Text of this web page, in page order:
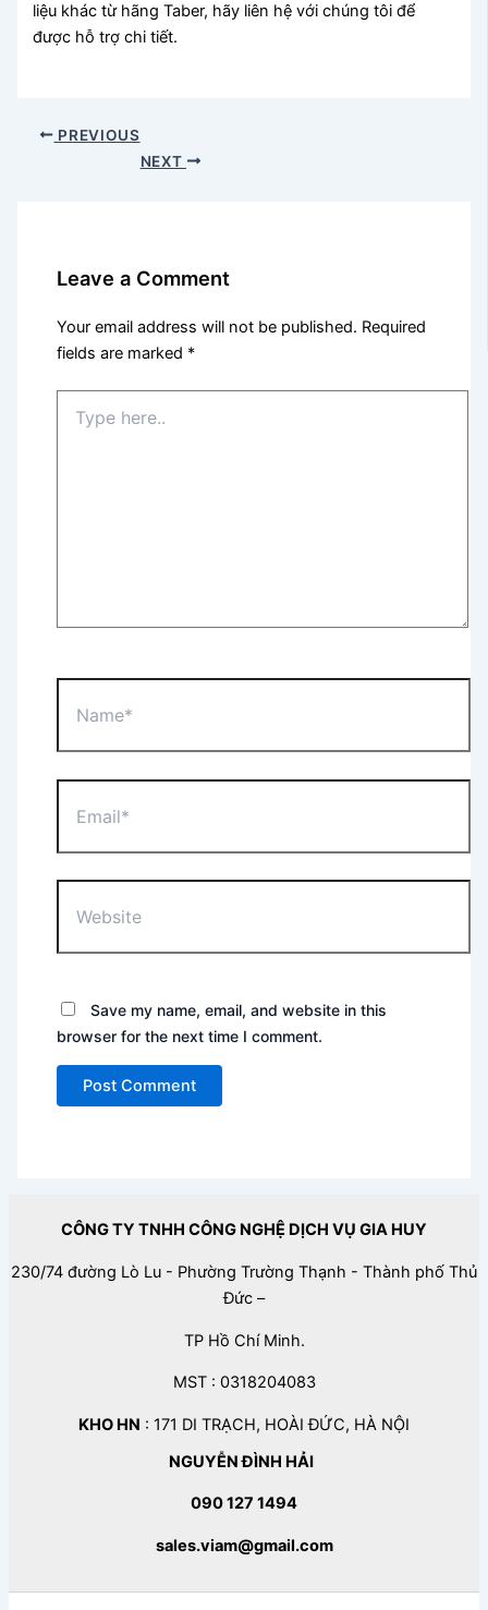
liệu khác từ hãng Taber, hãy liên hệ với chúng tôi để
được hỗ trợ chi tiết.
PREVIOUS
NEXT
Leave a Comment
Your email address will not be published. Required
fields are marked *
here..
Save my name, email, and website in this
browser for the next time I comment.
CÔNG TY TNHH CÔNG NGHỆ DỊCH VỤ GIA HUY
230/74 đường Lò Lu - Phường Trường Thạnh - Thành phố Thủ
Đức –
TP Hồ Chí Minh.
MST : 0318204083
KHO HN : 171 DI TRẠCH, HOÀI ĐỨC, HÀ NỘI
NGUYỄN ĐÌNH HẢI
090 127 1494
sales.viam@gmail.com